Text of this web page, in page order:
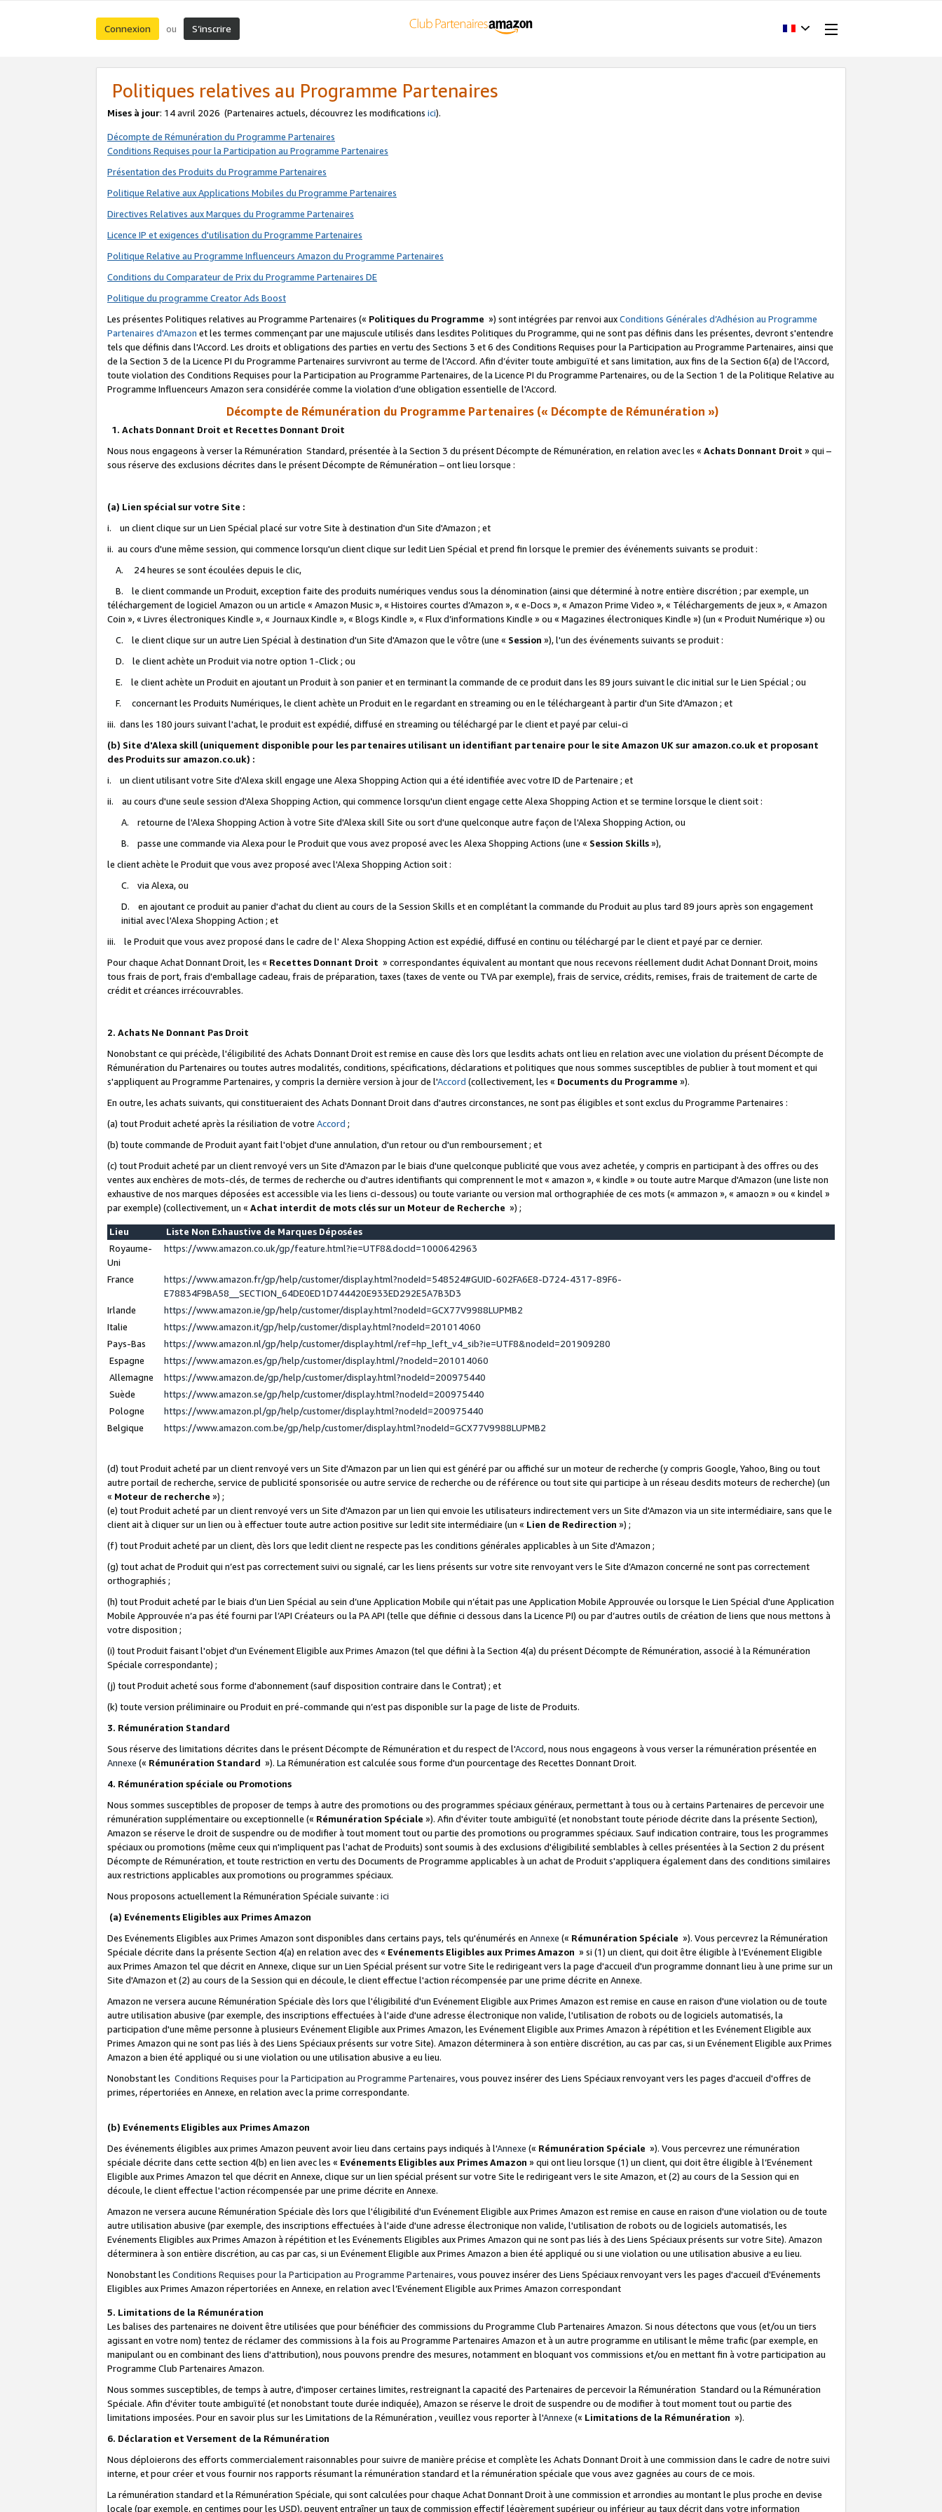
Connexion ou S’inscrire
Politiques relatives au Programme Partenaires
Mises à jour: 14 avril 2026 (Partenaires actuels, découvrez les modifications ici).
Décompte de Rémunération du Programme Partenaires
Conditions Requises pour la Participation au Programme Partenaires
Présentation des Produits du Programme Partenaires
Politique Relative aux Applications Mobiles du Programme Partenaires
Directives Relatives aux Marques du Programme Partenaires
Licence IP et exigences d'utilisation du Programme Partenaires
Politique Relative au Programme Influenceurs Amazon du Programme Partenaires
Conditions du Comparateur de Prix du Programme Partenaires DE
Politique du programme Creator Ads Boost
Les présentes Politiques relatives au Programme Partenaires (« Politiques du Programme ») sont intégrées par renvoi auxConditions Générales d’Adhésion au Programme
Partenaires d'Amazon et les termes commençant par une majuscule utilisés dans lesdites Politiques du Programme, qui ne sont pas définis dans les présentes, devront s'entendre
tels que définis dans l'Accord. Les droits et obligations des parties en vertu des Sections 3 et 6 des Conditions Requises pour la Participation au Programme Partenaires, ainsi que
de la Section 3 de la Licence PI du Programme Partenaires survivront au terme de l'Accord. Afin d’éviter toute ambiguïté et sans limitation, aux fins de la Section 6(a) de l'Accord,
toute violation des Conditions Requises pour la Participation au Programme Partenaires, de la Licence PI du Programme Partenaires, ou de la Section 1 de la Politique Relative au
Programme Influenceurs Amazon sera considérée comme la violation d’une obligation essentielle de l'Accord.
Décompte de Rémunération du Programme Partenaires (« Décompte de Rémunération »)
1. Achats Donnant Droit et Recettes Donnant Droit
Nous nous engageons à verser la Rémunération Standard, présentée à la Section 3 du présent Décompte de Rémunération, en relation avec les « Achats Donnant Droit » qui –
sous réserve des exclusions décrites dans le présent Décompte de Rémunération – ont lieu lorsque :
(a) Lien spécial sur votre Site :
i. un client clique sur un Lien Spécial placé sur votre Site à destination d'un Site d'Amazon ; et
ii. au cours d'une même session, qui commence lorsqu'un client clique sur ledit Lien Spécial et prend fin lorsque le premier des événements suivants se produit :
A. 24 heures se sont écoulées depuis le clic,
B. le client commande un Produit, exception faite des produits numériques vendus sous la dénomination (ainsi que déterminé à notre entière discrétion ; par exemple, un
téléchargement de logiciel Amazon ou un article « Amazon Music », « Histoires courtes d’Amazon », « e-Docs », « Amazon Prime Video », « Téléchargements de jeux », « Amazon
Coin », « Livres électroniques Kindle », « Journaux Kindle », « Blogs Kindle », « Flux d’informations Kindle » ou « Magazines électroniques Kindle ») (un « Produit Numérique ») ou
C. le client clique sur un autre Lien Spécial à destination d'un Site d'Amazon que le vôtre (une « Session »), l'un des événements suivants se produit :
D. le client achète un Produit via notre option 1-Click ; ou
E. le client achète un Produit en ajoutant un Produit à son panier et en terminant la commande de ce produit dans les 89 jours suivant le clic initial sur le Lien Spécial ; ou
F. concernant les Produits Numériques, le client achète un Produit en le regardant en streaming ou en le téléchargeant à partir d'un Site d'Amazon ; et
iii. dans les 180 jours suivant l'achat, le produit est expédié, diffusé en streaming ou téléchargé par le client et payé par celui-ci
(b) Site d'Alexa skill (uniquement disponible pour les partenaires utilisant un identifiant partenaire pour le site Amazon UK sur amazon.co.uk et proposant
des Produits sur amazon.co.uk) :
i. un client utilisant votre Site d'Alexa skill engage une Alexa Shopping Action qui a été identifiée avec votre ID de Partenaire ; et
ii. au cours d'une seule session d'Alexa Shopping Action, qui commence lorsqu'un client engage cette Alexa Shopping Action et se termine lorsque le client soit :
A. retourne de l'Alexa Shopping Action à votre Site d'Alexa skill Site ou sort d'une quelconque autre façon de l'Alexa Shopping Action, ou
B. passe une commande via Alexa pour le Produit que vous avez proposé avec les Alexa Shopping Actions (une « Session Skills»),
le client achète le Produit que vous avez proposé avec l'Alexa Shopping Action soit :
C. via Alexa, ou
D. en ajoutant ce produit au panier d'achat du client au cours de la Session Skills et en complétant la commande du Produit au plus tard 89 jours après son engagement
initial avec l'Alexa Shopping Action ; et
iii. le Produit que vous avez proposé dans le cadre de l' Alexa Shopping Action est expédié, diffusé en continu ou téléchargé par le client et payé par ce dernier.
Pour chaque Achat Donnant Droit, les « Recettes Donnant Droit » correspondantes équivalent au montant que nous recevons réellement dudit Achat Donnant Droit, moins
tous frais de port, frais d'emballage cadeau, frais de préparation, taxes (taxes de vente ou TVA par exemple), frais de service, crédits, remises, frais de traitement de carte de
crédit et créances irrécouvrables.
2. Achats Ne Donnant Pas Droit
Nonobstant ce qui précède, l'éligibilité des Achats Donnant Droit est remise en cause dès lors que lesdits achats ont lieu en relation avec une violation du présent Décompte de
Rémunération du Partenaires ou toutes autres modalités, conditions, spécifications, déclarations et politiques que nous sommes susceptibles de publier à tout moment et qui
s'appliquent au Programme Partenaires, y compris la dernière version à jour de l'Accord (collectivement, les « Documents du Programme »).
En outre, les achats suivants, qui constitueraient des Achats Donnant Droit dans d'autres circonstances, ne sont pas éligibles et sont exclus du Programme Partenaires :
(a) tout Produit acheté après la résiliation de votre Accord ;
(b) toute commande de Produit ayant fait l'objet d'une annulation, d'un retour ou d'un remboursement ; et
(c) tout Produit acheté par un client renvoyé vers un Site d'Amazon par le biais d'une quelconque publicité que vous avez achetée, y compris en participant à des offres ou des
ventes aux enchères de mots-clés, de termes de recherche ou d'autres identifiants qui comprennent le mot « amazon », « kindle » ou toute autre Marque d'Amazon (une liste non
exhaustive de nos marques déposées est accessible via les liens ci-dessous) ou toute variante ou version mal orthographiée de ces mots (« ammazon », « amaozn » ou « kindel »
par exemple) (collectivement, un « Achat interdit de mots clés sur un Moteur de Recherche ») ;
Lieu
Liste Non Exhaustive de Marques Déposées
Royaume-
Uni
https://www.amazon.co.uk/gp/feature.html?ie=UTF8&docId=1000642963
France
https://www.amazon.fr/gp/help/customer/display.html?nodeId=548524#GUID-602FA6E8-D724-4317-89F6-
E78834F9BA58__SECTION_64DE0ED1D744420E933ED292E5A7B3D3
Irlande
https://www.amazon.ie/gp/help/customer/display.html?nodeId=GCX77V9988LUPMB2
Italie
https://www.amazon.it/gp/help/customer/display.html?nodeId=201014060
Pays-Bas
https://www.amazon.nl/gp/help/customer/display.html/ref=hp_left_v4_sib?ie=UTF8&nodeId=201909280
Espagne
https://www.amazon.es/gp/help/customer/display.html/?nodeId=201014060
Allemagne
https://www.amazon.de/gp/help/customer/display.html?nodeId=200975440
Suède
https://www.amazon.se/gp/help/customer/display.html?nodeId=200975440
Pologne
https://www.amazon.pl/gp/help/customer/display.html?nodeId=200975440
Belgique
https://www.amazon.com.be/gp/help/customer/display.html?nodeId=GCX77V9988LUPMB2
(d) tout Produit acheté par un client renvoyé vers un Site d'Amazon par un lien qui est généré par ou affiché sur un moteur de recherche (y compris Google, Yahoo, Bing ou tout
autre portail de recherche, service de publicité sponsorisée ou autre service de recherche ou de référence ou tout site qui participe à un réseau desdits moteurs de recherche) (un
« Moteur de recherche ») ;
(e) tout Produit acheté par un client renvoyé vers un Site d'Amazon par un lien qui envoie les utilisateurs indirectement vers un Site d'Amazon via un site intermédiaire, sans que le
client ait à cliquer sur un lien ou à effectuer toute autre action positive sur ledit site intermédiaire (un « Lien de Redirection ») ;
(f) tout Produit acheté par un client, dès lors que ledit client ne respecte pas les conditions générales applicables à un Site d'Amazon ;
(g) tout achat de Produit qui n’est pas correctement suivi ou signalé, car les liens présents sur votre site renvoyant vers le Site d’Amazon concerné ne sont pas correctement
orthographiés ;
(h) tout Produit acheté par le biais d’un Lien Spécial au sein d’une Application Mobile qui n’était pas une Application Mobile Approuvée ou lorsque le Lien Spécial d'une Application
Mobile Approuvée n’a pas été fourni par l’API Créateurs ou la PA API (telle que définie ci dessous dans la Licence PI) ou par d’autres outils de création de liens que nous mettons à
votre disposition ;
(i) tout Produit faisant l'objet d'un Evénement Eligible aux Primes Amazon (tel que défini à la Section 4(a) du présent Décompte de Rémunération, associé à la Rémunération
Spéciale correspondante) ;
(j) tout Produit acheté sous forme d'abonnement (sauf disposition contraire dans le Contrat) ; et
(k) toute version préliminaire ou Produit en pré-commande qui n’est pas disponible sur la page de liste de Produits.
3. Rémunération Standard
Sous réserve des limitations décrites dans le présent Décompte de Rémunération et du respect de l'Accord, nous nous engageons à vous verser la rémunération présentée en
Annexe (« Rémunération Standard »). La Rémunération est calculée sous forme d'un pourcentage des Recettes Donnant Droit.
4. Rémunération spéciale ou Promotions
Nous sommes susceptibles de proposer de temps à autre des promotions ou des programmes spéciaux généraux, permettant à tous ou à certains Partenaires de percevoir une
rémunération supplémentaire ou exceptionnelle (« Rémunération Spéciale »). Afin d'éviter toute ambiguïté (et nonobstant toute période décrite dans la présente Section),
Amazon se réserve le droit de suspendre ou de modifier à tout moment tout ou partie des promotions ou programmes spéciaux. Sauf indication contraire, tous les programmes
spéciaux ou promotions (même ceux qui n'impliquent pas l'achat de Produits) sont soumis à des exclusions d'éligibilité semblables à celles présentées à la Section 2 du présent
Décompte de Rémunération, et toute restriction en vertu des Documents de Programme applicables à un achat de Produit s'appliquera également dans des conditions similaires
aux restrictions applicables aux promotions ou programmes spéciaux.
Nous proposons actuellement la Rémunération Spéciale suivante : ici
(a) Evénements Eligibles aux Primes Amazon
Des Evénements Eligibles aux Primes Amazon sont disponibles dans certains pays, tels qu'énumérés en Annexe (« Rémunération Spéciale »). Vous percevrez la Rémunération
Spéciale décrite dans la présente Section 4(a) en relation avec des « Evénements Eligibles aux Primes Amazon » si (1) un client, qui doit être éligible à l'Evénement Eligible
aux Primes Amazon tel que décrit en Annexe, clique sur un Lien Spécial présent sur votre Site le redirigeant vers la page d'accueil d'un programme donnant lieu à une prime sur un
Site d'Amazon et (2) au cours de la Session qui en découle, le client effectue l'action récompensée par une prime décrite en Annexe.
Amazon ne versera aucune Rémunération Spéciale dès lors que l'éligibilité d'un Evénement Eligible aux Primes Amazon est remise en cause en raison d'une violation ou de toute
autre utilisation abusive (par exemple, des inscriptions effectuées à l'aide d'une adresse électronique non valide, l'utilisation de robots ou de logiciels automatisés, la
participation d'une même personne à plusieurs Evénement Eligible aux Primes Amazon, les Evénement Eligible aux Primes Amazon à répétition et les Evénement Eligible aux
Primes Amazon qui ne sont pas liés à des Liens Spéciaux présents sur votre Site). Amazon déterminera à son entière discrétion, au cas par cas, si un Evénement Eligible aux Primes
Amazon a bien été appliqué ou si une violation ou une utilisation abusive a eu lieu.
Nonobstant les Conditions Requises pour la Participation au Programme Partenaires, vous pouvez insérer des Liens Spéciaux renvoyant vers les pages d'accueil d'offres de
primes, répertoriées en Annexe, en relation avec la prime correspondante.
(b) Evénements Eligibles aux Primes Amazon
Des événements éligibles aux primes Amazon peuvent avoir lieu dans certains pays indiqués à l'Annexe (« Rémunération Spéciale »). Vous percevrez une rémunération
spéciale décrite dans cette section 4(b) en lien avec les « Evénements Eligibles aux Primes Amazon » qui ont lieu lorsque (1) un client, qui doit être éligible à l’Evénement
Eligible aux Primes Amazon tel que décrit en Annexe, clique sur un lien spécial présent sur votre Site le redirigeant vers le site Amazon, et (2) au cours de la Session qui en
découle, le client effectue l'action récompensée par une prime décrite en Annexe.
Amazon ne versera aucune Rémunération Spéciale dès lors que l'éligibilité d'un Evénement Eligible aux Primes Amazon est remise en cause en raison d'une violation ou de toute
autre utilisation abusive (par exemple, des inscriptions effectuées à l'aide d'une adresse électronique non valide, l'utilisation de robots ou de logiciels automatisés, les
Evénements Eligibles aux Primes Amazon à répétition et les Evénements Eligibles aux Primes Amazon qui ne sont pas liés à des Liens Spéciaux présents sur votre Site). Amazon
déterminera à son entière discrétion, au cas par cas, si un Evénement Eligible aux Primes Amazon a bien été appliqué ou si une violation ou une utilisation abusive a eu lieu.
Nonobstant les Conditions Requises pour la Participation au Programme Partenaires, vous pouvez insérer des Liens Spéciaux renvoyant vers les pages d'accueil d'Evénements
Eligibles aux Primes Amazon répertoriées en Annexe, en relation avec l’Evénement Eligible aux Primes Amazon correspondant
5. Limitations de la Rémunération
Les balises des partenaires ne doivent être utilisées que pour bénéficier des commissions du Programme Club Partenaires Amazon. Si nous détectons que vous (et/ou un tiers
agissant en votre nom) tentez de réclamer des commissions à la fois au Programme Partenaires Amazon et à un autre programme en utilisant le même trafic (par exemple, en
manipulant ou en combinant des liens d'attribution), nous pouvons prendre des mesures, notamment en bloquant vos commissions et/ou en mettant fin à votre participation au
Programme Club Partenaires Amazon.
Nous sommes susceptibles, de temps à autre, d'imposer certaines limites, restreignant la capacité des Partenaires de percevoir la Rémunération Standard ou la Rémunération
Spéciale. Afin d'éviter toute ambiguïté (et nonobstant toute durée indiquée), Amazon se réserve le droit de suspendre ou de modifier à tout moment tout ou partie des
limitations imposées. Pour en savoir plus sur les Limitations de la Rémunération , veuillez vous reporter à l'Annexe (« Limitations de la Rémunération »).
6. Déclaration et Versement de la Rémunération
Nous déploierons des efforts commercialement raisonnables pour suivre de manière précise et complète les Achats Donnant Droit à une commission dans le cadre de notre suivi
interne, et pour créer et vous fournir nos rapports résumant la rémunération standard et la rémunération spéciale que vous avez gagnées au cours de ce mois.
La rémunération standard et la Rémunération Spéciale, qui sont calculées pour chaque Achat Donnant Droit à une commission et arrondies au montant le plus proche en devise
locale (par exemple, en centimes pour les USD), peuvent entraîner un taux de commission effectif légèrement supérieur ou inférieur au taux décrit dans votre information